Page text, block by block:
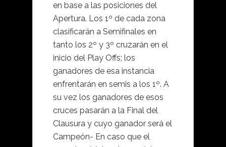
en base a las posiciones del
Apertura. Los 1º de cada zona
clasificarán a Semifinales en
tanto los 2º y 3º cruzarán en el
inicio del Play Offs; los
ganadores de esa instancia
enfrentarán en semis a los 1º. A
su vez los ganadores de esos
cruces pasarán a la Final del
Clausura y cuyo ganador será el
Campeón- En caso que el